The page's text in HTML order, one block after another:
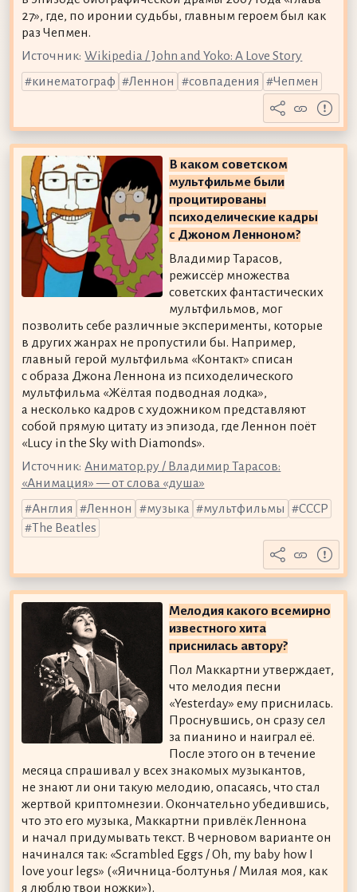
27», где, по иронии судьбы, главным героем был как
раз Чепмен.
Источник: Wikipedia / John and Yoko: A Love Story
кинематограф
Леннон совпадения Чепмен
В каком советском
мультфильме были
процитированы
психоделические кадры
с Джоном Ленноном?
Владимир Тарасов,
режиссёр множества
советских фантастических
мультфильмов, мог
позволить себе различные эксперименты, которые
в других жанрах не пропустили бы. Например,
главный герой мультфильма «Контакт» списан
с образа Джона Леннона из психоделического
мультфильма «Жёлтая подводная лодка»,
а несколько кадров с художником представляют
собой прямую цитату из эпизода, где Леннон поёт
«Lucy in the Sky with Diamonds».
Источник: Аниматор.ру / Владимир Тарасов:
«Анимация» — от слова «душа»
Англия
Леннон музыка мультфильмы
СССР
The Beatles
Мелодия какого всемирно
известного хита
приснилась автору?
Пол Маккартни утверждает,
что мелодия песни
«Yesterday» ему приснилась.
Проснувшись, он сразу сел
за пианино и наиграл её.
После этого он в течение
месяца спрашивал у всех знакомых музыкантов,
не знают ли они такую мелодию, опасаясь, что стал
жертвой криптомнезии. Окончательно убедившись,
что это его музыка, Маккартни привлёк Леннона
и начал придумывать текст. В черновом варианте он
начинался так: «Scrambled Eggs / Oh, my baby how I
love your legs» («Яичница-болтунья / Милая моя, как
я люблю твои ножки»).